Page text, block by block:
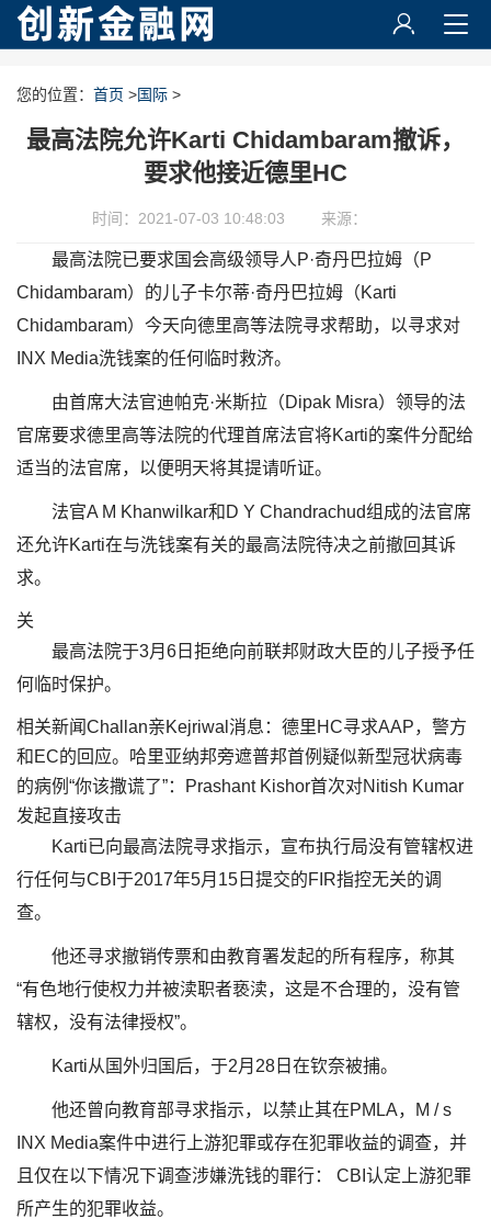
您的位置： 首页 >国际 >
最高法院允许Karti Chidambaram撤诉，
要求他接近德里HC
时间：2021-07-03 10:48:03 来源：
最高法院已要求国会高级领导人P·奇丹巴拉姆（P
Chidambaram）的儿子卡尔蒂·奇丹巴拉姆（Karti
Chidambaram）今天向德里高等法院寻求帮助，以寻求对
INX Media洗钱案的任何临时救济。
由首席大法官迪帕克·米斯拉（Dipak Misra）领导的法
官席要求德里高等法院的代理首席法官将Karti的案件分配给
适当的法官席，以便明天将其提请听证。
法官A M Khanwilkar和D Y Chandrachud组成的法官席
还允许Karti在与洗钱案有关的最高法院待决之前撤回其诉
求。
关
最高法院于3月6日拒绝向前联邦财政大臣的儿子授予任
何临时保护。
相关新闻Challan亲Kejriwal消息：德里HC寻求AAP，警方
和EC的回应。哈里亚纳邦旁遮普邦首例疑似新型冠状病毒
的病例“你该撒谎了”：Prashant Kishor首次对Nitish Kumar
发起直接攻击
Karti已向最高法院寻求指示，宣布执行局没有管辖权进
行任何与CBI于2017年5月15日提交的FIR指控无关的调
查。
他还寻求撤销传票和由教育署发起的所有程序，称其
“有色地行使权力并被渎职者亵渎，这是不合理的，没有管
辖权，没有法律授权”。
Karti从国外归国后，于2月28日在钦奈被捕。
他还曾向教育部寻求指示，以禁止其在PMLA，M / s
INX Media案件中进行上游犯罪或存在犯罪收益的调查，并
且仅在以下情况下调查涉嫌洗钱的罪行： CBI认定上游犯罪
所产生的犯罪收益。